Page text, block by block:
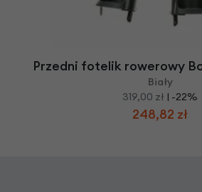
Przedni fotelik rowerowy
Biały
319,00 zł | -22%
248,82 zł